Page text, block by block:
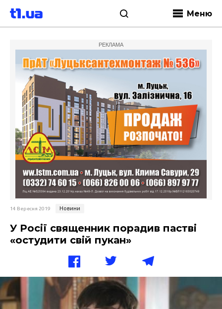
Меню
РЕКЛАМА
14 Вересня 2019 Новини
У Росії священник порадив пастві
«остудити свій пукан»